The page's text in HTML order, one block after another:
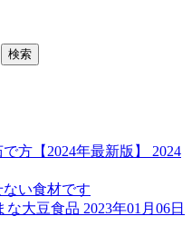
方【2024年最新版】 2024
な大豆食品 2023年01月06日